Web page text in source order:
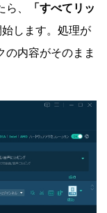
、
「すべてリッ
します。処理が
の内容がそのまま